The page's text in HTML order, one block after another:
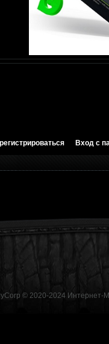
Вход с
© 2020-2024 Интернет-